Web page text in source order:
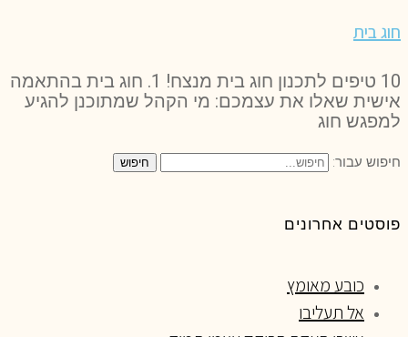
חוג בית
10 טיפים לתכנון חוג בית מנצח! 1. חוג בית בהתאמה
אישית שאלו את עצמכם: מי הקהל שמתוכנן להגיע
למפגש חוג
חיפוש עבור: חיפוש
פוסטים אחרונים
כובע מאומץ
אל תעליבו